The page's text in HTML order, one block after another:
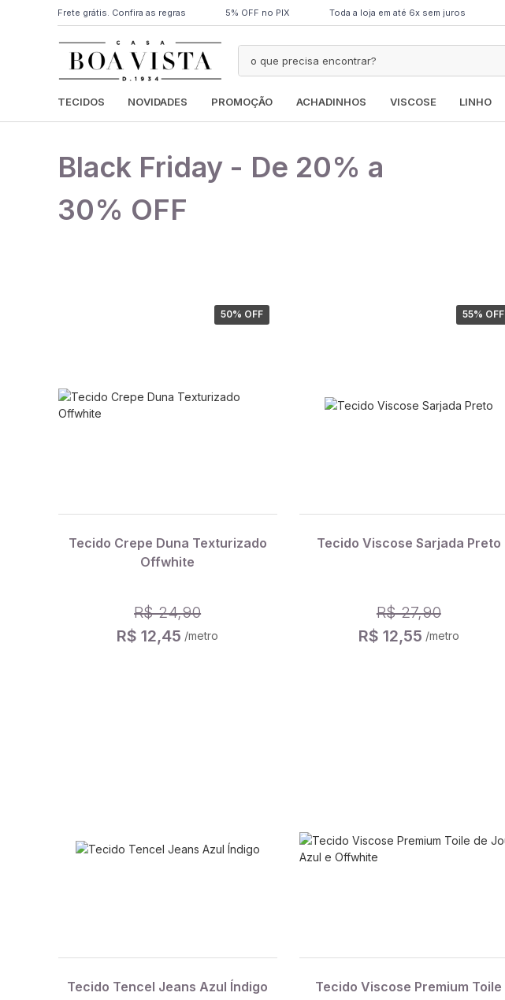
Frete grátis. Confira as regras 5% OFF no PIX Toda a loja em até 6x sem juros
TECIDOS NOVIDADES PROMOÇÃO ACHADINHOS VISCOSE LINHO
Black Friday - De 20% a
30% OFF
50% OFF
Tecido Crepe Duna Texturizado
Offwhite
R$ 24,90
R$ 12,45 /metro
55% OFF
Tecido Viscose Sarjada Preto
R$ 27,90
R$ 12,55 /metro
Tecido Tencel Jeans Azul Índigo
Tecido Viscose Premium Toile